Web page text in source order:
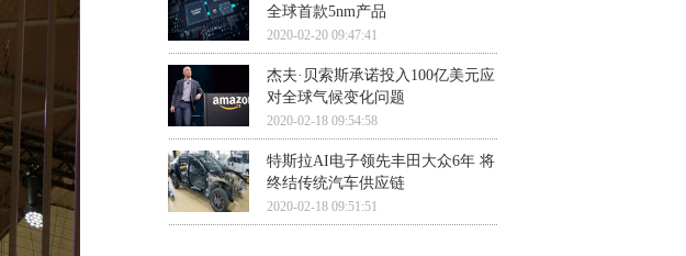
全球首款5nm产品
2020-02-20 09:47:41
杰夫·贝索斯承诺投入100亿美元应
对全球气候变化问题
2020-02-18 09:54:58
特斯拉AI电子领先丰田大众6年 将
终结传统汽车供应链
2020-02-18 09:51:51